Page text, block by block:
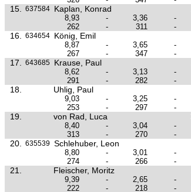
15. 637584 Kaplan, Konrad
8,93 - 3,36 -
262
- 311 -
16. 634654 König, Emil
8,87 - 3,65 -
267
- 347 -
17. 643685 Krause, Paul
8,62 - 3,13 -
291
- 282 -
18. Uhlig, Paul
9,03 - 3,25 -
253
- 297 -
19. von Rad, Luca
8,40 - 3,04 -
313
- 270 -
20. 635539 Schlehuber, Leon
8,80 - 3,01 -
274
- 266 -
21. Fleischer, Moritz
9,39 - 2,65 -
222
- 218 -